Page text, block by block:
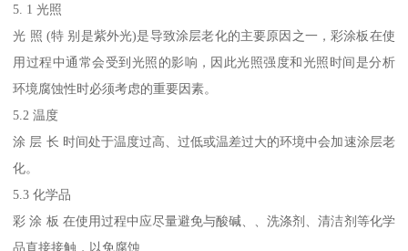
5. 1 光照
光 照 (特 别是紫外光)是导致涂层老化的主要原因之一，彩涂板在使
用过程中通常会受到光照的影响，因此光照强度和光照时间是分析
环境腐蚀性时必须考虑的重要因素。
5.2 温度
涂 层 长 时间处于温度过高、过低或温差过大的环境中会加速涂层老
化。
5.3 化学品
彩 涂 板 在使用过程中应尽量避免与酸碱、、洗涤剂、清洁剂等化学
品直接接触，以免腐蚀